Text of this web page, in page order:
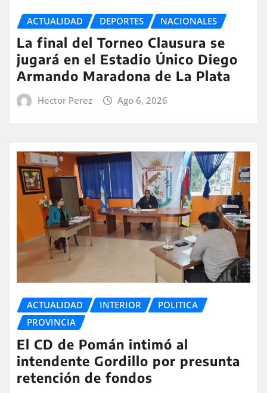
ACTUALIDAD DEPORTES NACIONALES
La final del Torneo Clausura se
jugará en el Estadio Único Diego
Armando Maradona de La Plata
Hector Perez Ago 6, 2026
ACTUALIDAD INTERIOR
POLITICA
PROVINCIA
El CD de Pomán intimó al
intendente Gordillo por presunta
retención de fondos